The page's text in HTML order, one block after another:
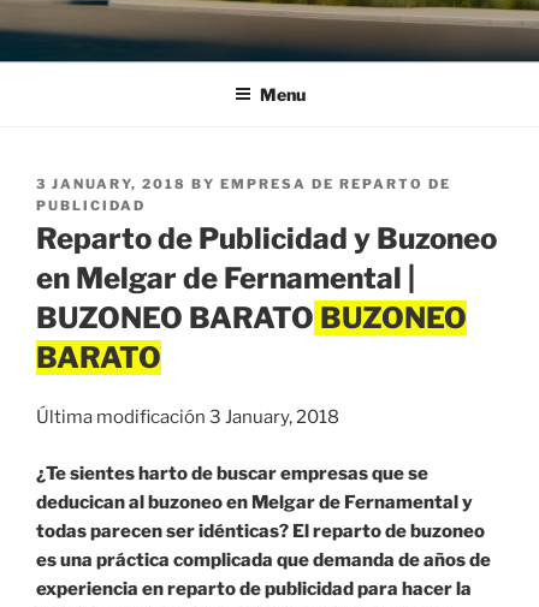
Menu
POSTED
ON
3 JANUARY, 2018 BY EMPRESA DE REPARTO DE
PUBLICIDAD
Reparto de Publicidad y Buzoneo
en Melgar de Fernamental |
BUZONEO BARATO
Última modificación 3 January, 2018
¿Te sientes harto de buscar empresas que se
deducican al buzoneo en Melgar de Fernamental y
todas parecen ser idénticas? El reparto de buzoneo
es una práctica complicada que demanda de años de
experiencia en reparto de publicidad para hacer la